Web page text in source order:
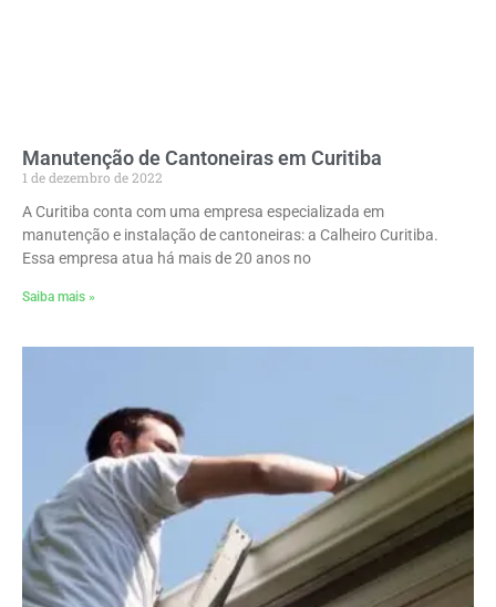
Manutenção de Cantoneiras em Curitiba
1 de dezembro de 2022
A Curitiba conta com uma empresa especializada em
manutenção e instalação de cantoneiras: a Calheiro Curitiba.
Essa empresa atua há mais de 20 anos no
Saiba mais »